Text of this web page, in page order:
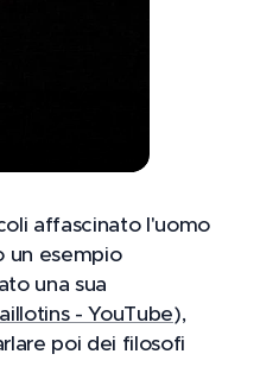
affascinato l'uomo
un esempio
una sua
- YouTube),
poi dei filosofi